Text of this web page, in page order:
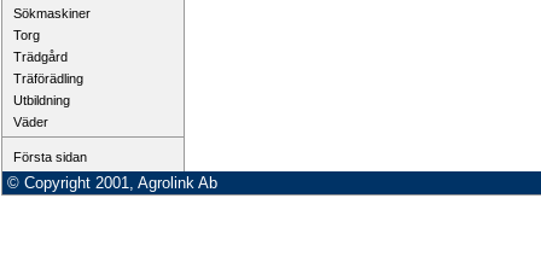
Sökmaskiner
Torg
Trädgård
Träförädling
Utbildning
Väder
Första sidan
© Copyright 2001, Agrolink Ab